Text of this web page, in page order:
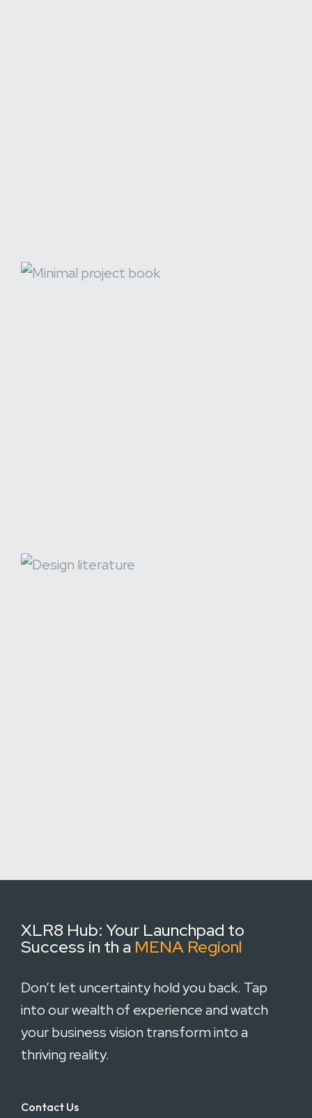
XLR8 Hub:Your Launchpad to
Success in th a MENA Regionl
Don’t let uncertainty hold you back. Tap
into our wealth of experience and watch
your business vision transform into a
thriving reality.
Contact Us